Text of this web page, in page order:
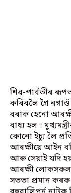
শিৱ-পাৰ্বতীৰ
কৰিবলৈ গৈ নগাওঁ
বৰাক হেনো
বাধ্য হল ।
কোনো ইচ্যু লৈ
আৰক্ষীয়ে আইন
আৰু সেয়াই যদি
আৰক্ষী লোকসকলৰ
সততা প্ৰমান